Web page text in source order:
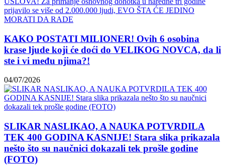
KAKO POSTATI MILIONER! Ovih 6 osobina
krase ljude koji će doći do VELIKOG NOVCA, da li
ste i vi među njima?!
04/07/2026
SLIKAR NASLIKAO, A NAUKA POTVRDILA
TEK 400 GODINA KASNIJE! Stara slika prikazala
nešto što su naučnici dokazali tek prošle godine
(FOTO)